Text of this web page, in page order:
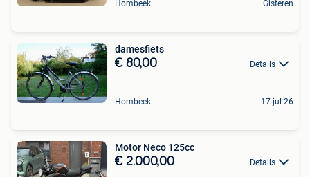
Hombeek Gisteren
damesfiets
€ 80,00 Details
Hombeek 17 jul 26
Motor Neco 125cc
€ 2.000,00 Details